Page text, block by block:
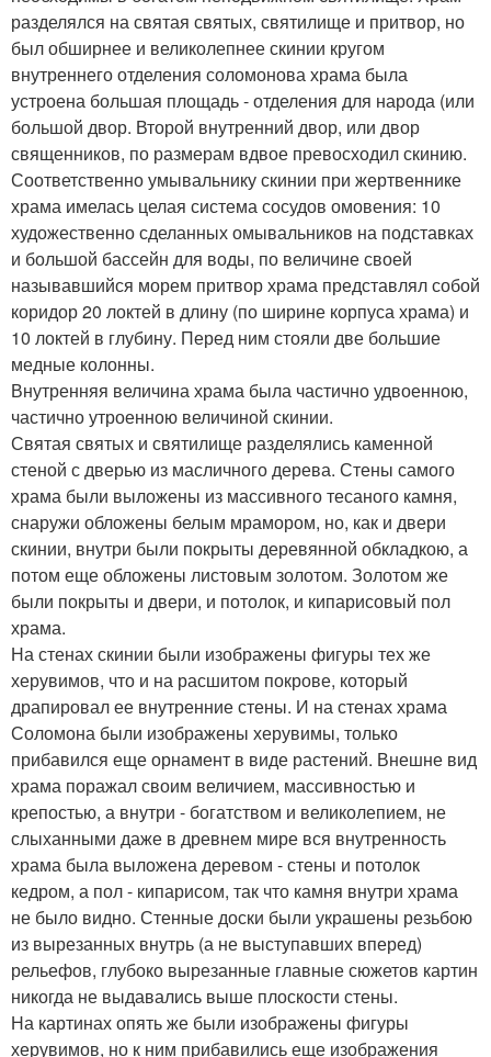
разделялся на святая святых, святилище и притвор, но
был обширнее и великолепнее скинии кругом
внутреннего отделения соломонова храма была
устроена большая площадь - отделения для народа (или
большой двор. Второй внутренний двор, или двор
священников, по размерам вдвое превосходил скинию.
Соответственно умывальнику скинии при жертвеннике
храма имелась целая система сосудов омовения: 10
художественно сделанных омывальников на подставках
и большой бассейн для воды, по величине своей
называвшийся морем притвор храма представлял собой
коридор 20 локтей в длину (по ширине корпуса храма) и
10 локтей в глубину. Перед ним стояли две большие
медные колонны.
Внутренняя величина храма была частично удвоенною,
частично утроенною величиной скинии.
Святая святых и святилище разделялись каменной
стеной с дверью из масличного дерева. Стены самого
храма были выложены из массивного тесаного камня,
снаружи обложены белым мрамором, но, как и двери
скинии, внутри были покрыты деревянной обкладкою, а
потом еще обложены листовым золотом. Золотом же
были покрыты и двери, и потолок, и кипарисовый пол
храма.
На стенах скинии были изображены фигуры тех же
херувимов, что и на расшитом покрове, который
драпировал ее внутренние стены. И на стенах храма
Соломона были изображены херувимы, только
прибавился еще орнамент в виде растений. Внешне вид
храма поражал своим величием, массивностью и
крепостью, а внутри - богатством и великолепием, не
слыханными даже в древнем мире вся внутренность
храма была выложена деревом - стены и потолок
кедром, а пол - кипарисом, так что камня внутри храма
не было видно. Стенные доски были украшены резьбою
из вырезанных внутрь (а не выступавших вперед)
рельефов, глубоко вырезанные главные сюжетов картин
никогда не выдавались выше плоскости стены.
На картинах опять же были изображены фигуры
херувимов, но к ним прибавились еще изображения